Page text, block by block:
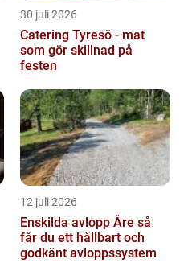
30 juli 2026
Catering Tyresö - mat
som gör skillnad på
festen
12 juli 2026
Enskilda avlopp Åre så
får du ett hållbart och
godkänt avloppssystem